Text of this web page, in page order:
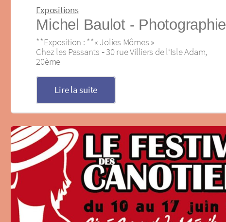
Expositions
Michel Baulot ‐ Photographie
**Exposition : **« Jolies Mômes »
Chez les Passants ‐ 30 rue Villiers de l‘Isle Adam,
20ème
Lire la suite